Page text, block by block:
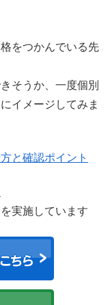
をつかんでいる先
そうか、一度個別
イメージしてみま
と確認ポイント
実施しています